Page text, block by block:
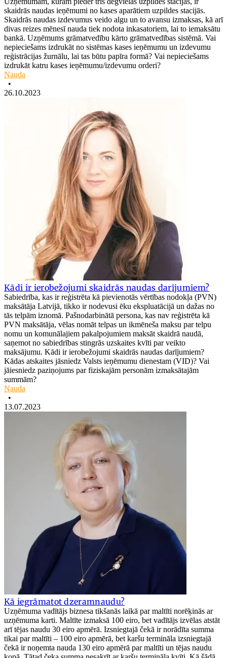
skaidrās naudas ieņēmumi no kases aparātiem uzpildes stacijās.
Skaidrās naudas izdevumus veido algu un to avansu izmaksas, kā arī
divas reizes mēnesī nauda tiek nodota inkasatoriem, lai to iemaksātu
bankā. Uzņēmums grāmatvedību kārto grāmatvedības sistēmā. Vai
nepieciešams izdrukāt no sistēmas kases ieņēmumu un izdevumu
reģistrācijas žurnālu, lai tas būtu papīra formā? Vai nepieciešams
izdrukāt katru kases ieņēmumu/izdevumu orderi?
Nauda
•
26.10.2023
Kādi ir ierobežojumi skaidrās naudas darījumiem?
Sabiedrība, kas ir reģistrēta kā pievienotās vērtības nodokļa (PVN)
maksātāja Latvijā, tikko ir nodevusi ēku ekspluatācijā un dažas no
tās telpām iznomā. Pašnodarbinātā persona, kas nav reģistrēta kā
PVN maksātāja, vēlas nomāt telpas un ikmēneša maksu par telpu
nomu un komunālajiem pakalpojumiem maksāt skaidrā naudā,
saņemot no sabiedrības stingrās uzskaites kvīti par veikto
maksājumu. Kādi ir ierobežojumi skaidrās naudas darījumiem?
Kādas atskaites jāsniedz Valsts ieņēmumu dienestam (VID)? Vai
jāiesniedz paziņojums par fiziskajām personām izmaksātajām
summām?
Nauda
•
13.07.2023
Kā iegrāmatot dzeramnaudu?
Uzņēmuma vadītājs biznesa tikšanās laikā par maltīti norēķinās ar
uzņēmuma karti. Maltīte izmaksā 100 eiro, bet vadītājs izvēlas atstāt
arī tējas naudu 30 eiro apmērā. Izsniegtajā čekā ir norādīta summa
tikai par maltīti – 100 eiro apmērā, bet karšu termināla izsniegtajā
čekā ir noņemta nauda 130 eiro apmērā par maltīti un tējas naudu